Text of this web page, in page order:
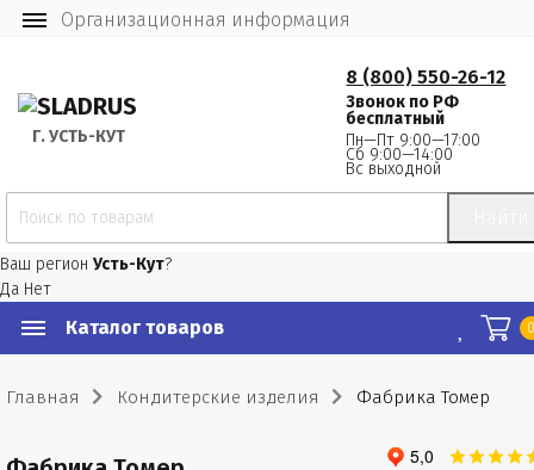
Организационная информация
Г. УСТЬ-КУТ
8 (800) 550-26-12
Звонок по РФ
бесплатный
Пн—Пт 9:00—17:00
Сб 9:00—14:00
Вс выходной
Ваш регион Усть-Кут?
Да Нет
Каталог товаров
Главная Кондитерские изделия Фабрика Томер